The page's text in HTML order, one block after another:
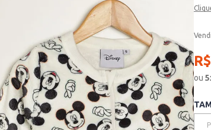
R$
ou5
P